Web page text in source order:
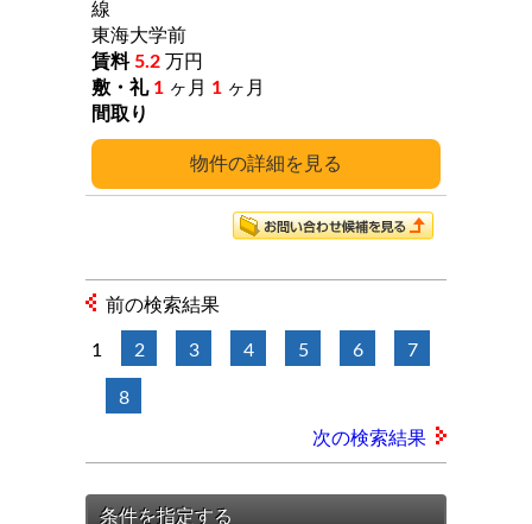
詳細
線
東海大学前
5.2 万円
1 ヶ月 1 ヶ月
前の検索結果
1 2 3 4 5 6 7
8
次の検索結果